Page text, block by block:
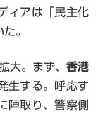
ィアは「民主化
。
大。まず、 香港
生する。呼応す
陣取り、警察側